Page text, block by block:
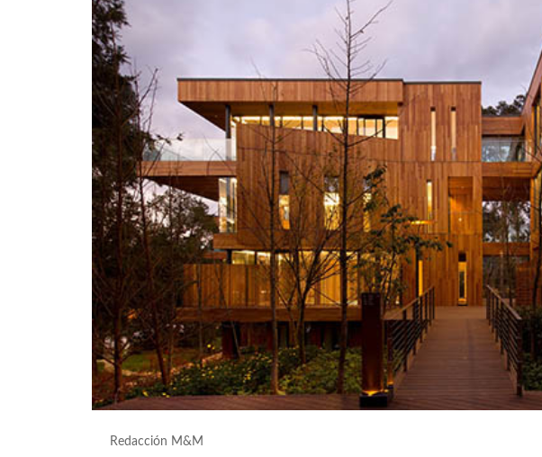
Redacción M&M